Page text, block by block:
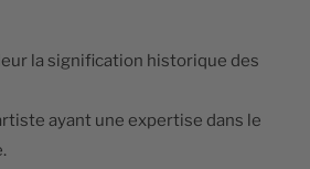
la signification historique des
ayant une expertise dans le